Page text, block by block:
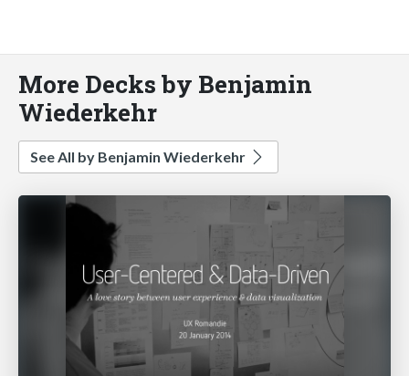
More Decks by Benjamin
Wiederkehr
See All by Benjamin Wiederkehr